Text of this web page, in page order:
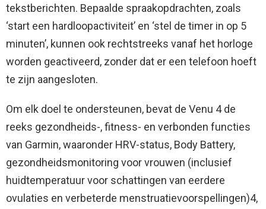
tekstberichten. Bepaalde spraakopdrachten, zoals
‘start een hardloopactiviteit’ en ‘stel de timer in op 5
minuten’, kunnen ook rechtstreeks vanaf het horloge
worden geactiveerd, zonder dat er een telefoon hoeft
te zijn aangesloten.
Om elk doel te ondersteunen, bevat de Venu 4 de
reeks gezondheids-, fitness- en verbonden functies
van Garmin, waaronder HRV-status, Body Battery,
gezondheidsmonitoring voor vrouwen (inclusief
huidtemperatuur voor schattingen van eerdere
ovulaties en verbeterde menstruatievoorspellingen)4,